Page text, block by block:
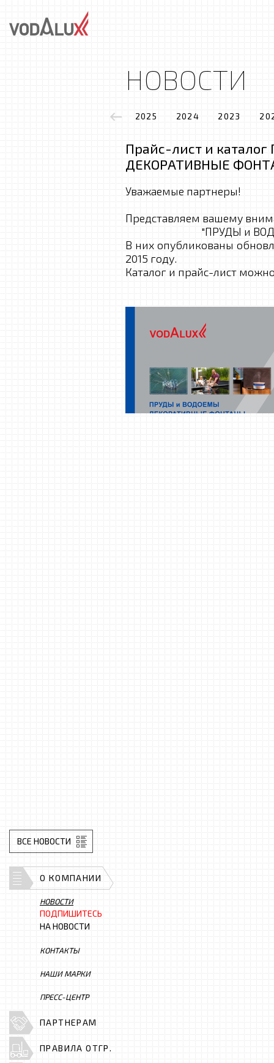
НОВОСТИ
2025 2024 2023
Прайс-лист и
ДЕКОРАТИВНЫЕ
Уважаемые партнеры!
Представляем
"ПРУДЫ и ВОДОЕМЫ,
В них опубликованы
2015 году.
Каталог и прайс-лист
ВСЕ НОВОСТИ
О КОМПАНИИ
НОВОСТИ
ПОДПИШИТЕСЬ
НА НОВОСТИ
КОНТАКТЫ
НАШИ МАРКИ
ПРЕСС-ЦЕНТР
ПАРТНЕРАМ
ПРАВИЛА ОТГР.